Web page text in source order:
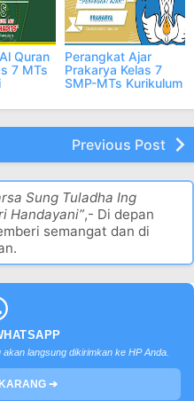
Quran
7 MTs
Perangkat Ajar
Prakarya Kelas 7
SMP-MTs Kurikulum
2024/2025
Previous Post
Sung Tuladha Ing
Handayani”,- Di depan
semangat dan di
langsung dikirimkan ke HP Anda.
➔